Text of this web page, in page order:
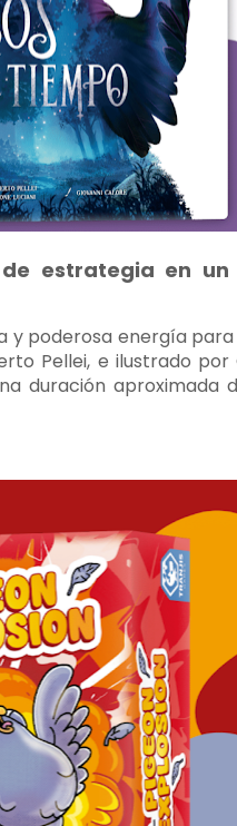
estrategia en
y poderosa energía
Pellei, e ilustrado por
duración aproximada